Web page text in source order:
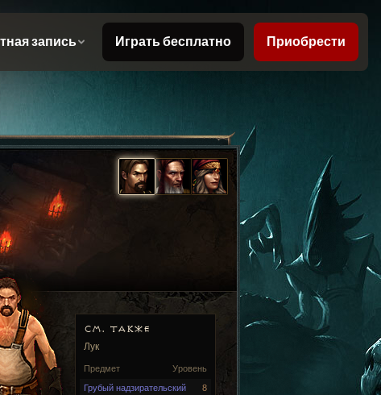
СМ. ТАКЖЕ
Лук
Уровень
Предмет
Грубый надзирательский
8